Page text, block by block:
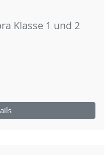
Klasse 1 und 2